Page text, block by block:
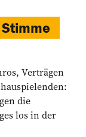
Verträgen
die
los in der